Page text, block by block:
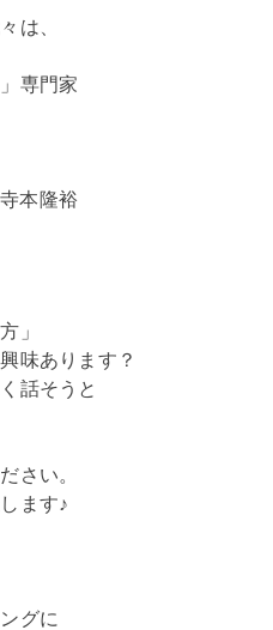
は、
専門家
」
味あります？
話そうと
さい。
ます♪
グに